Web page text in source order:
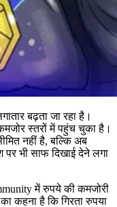
बढ़ता जा रहा है।
स्तरों में पहुंच चुका है।
नहीं है, बल्कि अब
पर भी साफ दिखाई देने लगा
में रुपये की कमजोरी
कहना है कि गिरता रुपया